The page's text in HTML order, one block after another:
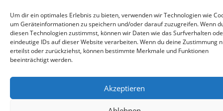
Um dir ein optimales Erlebnis zu bieten, verwenden wir Technologien wie
um Geräteinformationen zu speichern und/oder darauf zuzugreifen. Wenn
diesen Technologien zustimmst, können wir Daten wie das Surfverhalten
eindeutige IDs auf dieser Website verarbeiten. Wenn du deine Zustimmung
erteilst oder zurückziehst, können bestimmte Merkmale und Funktionen
beeinträchtigt werden.
Akzeptieren
Copyright © 2026 HOTEC | Qualität günstig direkt vom
Hersteller–OnePressTheme von FameThemes